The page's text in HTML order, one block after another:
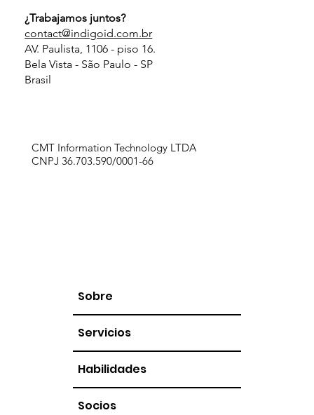
CMT Information Technology LTDA
CNPJ 36.703.590/0001-66
¿Trabajamos juntos?
contact@indigoid.com.br
AV. Paulista, 1106 - piso 16.
Bela Vista - São Paulo - SP
Brasil
Sobre
Servicios
Habilidades
Socios